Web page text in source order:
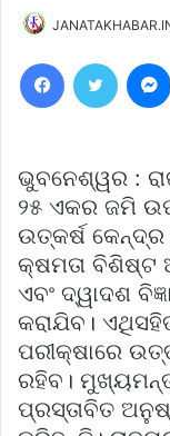
FacebookTwitter
ଭୁବନେଶ୍ୱର :
୨୫ ଏକର ଜମି
ଉତ୍କର୍ଷ କେନ୍ଦ୍ର
କ୍ଷମତା ବିଶିଷ୍ଟ
ଏବଂ ଦ୍ୱାଦଶ
କରାଯିବ।
ପରୀକ୍ଷାରେ
ରହିବ।
ପ୍ରସ୍ତାବିତ